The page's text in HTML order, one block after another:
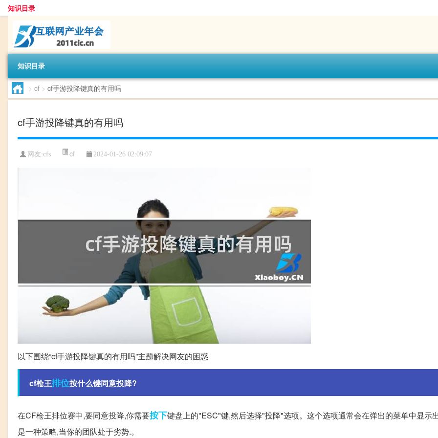
知识目录
知识目录
> cf > cf手游投降键真的有用吗
cf手游投降键真的有用吗
网友:cfs cf 2024-01-26 02:09:07
以下围绕“cf手游投降键真的有用吗”主题解决网友的困惑
cf枪王排位按什么键同意投降?
在CF枪王排位赛中,要同意投降,你需要按下键盘上的"ESC"键,然后选择"投降"选项。这个选项通常会在弹出的菜单中显示
是一种策略,当你的团队处于劣势.。